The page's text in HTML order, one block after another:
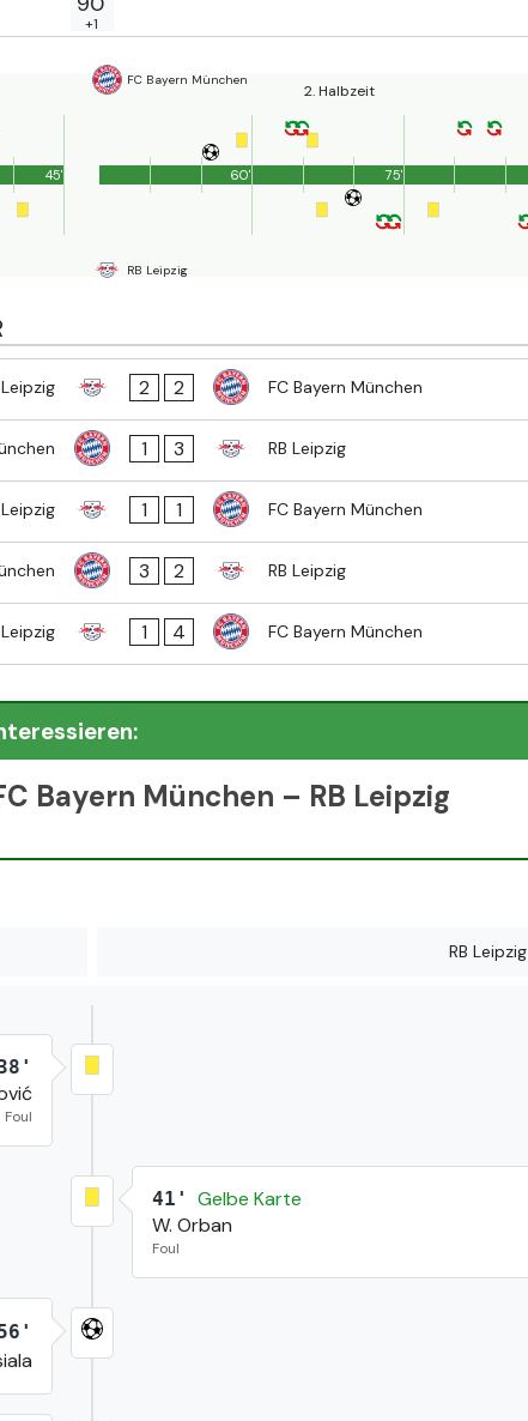
+1
45'
FC Bayern München
2. Halbzeit
RB Leipzig
60' 75'
Leipzig 2 2 FC Bayern München
1 3 RB Leipzig
Leipzig 1 1 FC Bayern München
3 2 RB Leipzig
Leipzig 1 4 FC Bayern München
Bayern München – RB Leipzig
RB Leipzig
Foul
41'
Gelbe Karte
W. Orban
Foul